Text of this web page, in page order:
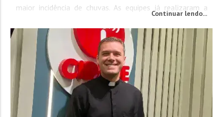
maior incidência de chuvas. As equipes já realizaram a
Júnior, rua Expedicionário Ervin Batschauer, rua...
Continuar lendo...